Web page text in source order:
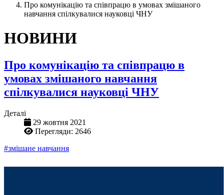
Про комунікацію та співпрацю в умовах змішаного
навчання спілкувалися науковці ЧНУ
НОВИНИ
Про комунікацію та співпрацю в
умовах змішаного навчання
спілкувалися науковці ЧНУ
Деталі
29 жовтня 2021
Перегляди: 2646
#змішане навчання